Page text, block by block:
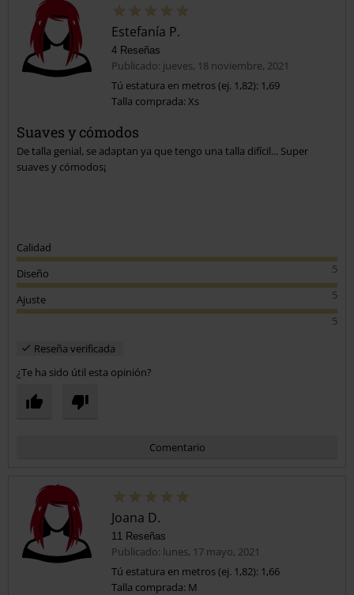
Enviar comentario
Estefanía P.
4 Reseñas
Publicado: jueves, 18 noviembre, 2021
Tú estatura en metros (ej. 1,82): 1,69
Talla comprada: Xs
Suaves y cómodos
De talla genial, se adaptan ya que tengo una talla difícil... Super
suaves y cómodos¡
Calidad
5
Diseño
5
Ajuste
5
Reseña verificada
¿Te ha sido útil esta opinión?
Comentario
Joana D.
11 Reseñas
Publicado: lunes, 17 mayo, 2021
Tú estatura en metros (ej. 1,82): 1,66
Talla comprada: M